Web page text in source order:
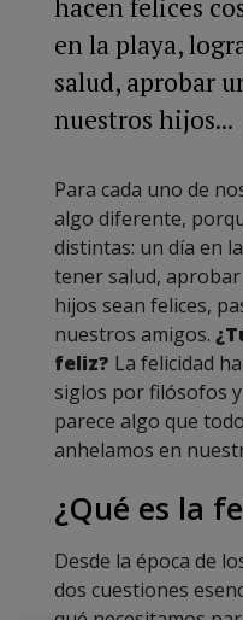
hacen felices
en la playa,
salud, aprobar
nuestros hijos...
Para cada uno de
algo diferente,
distintas: un día en
tener salud,
hijos sean felices,
nuestros amigos.
feliz? La felicidad
siglos por filósofos
parece algo que
anhelamos en
¿Qué es la
Desde la época de
dos cuestiones